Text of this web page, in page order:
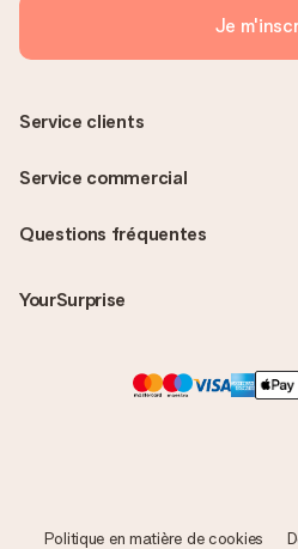
Je
Questions fréquentes
YourSurprise
Service clients
Service commercial
Politique en matière de cookies